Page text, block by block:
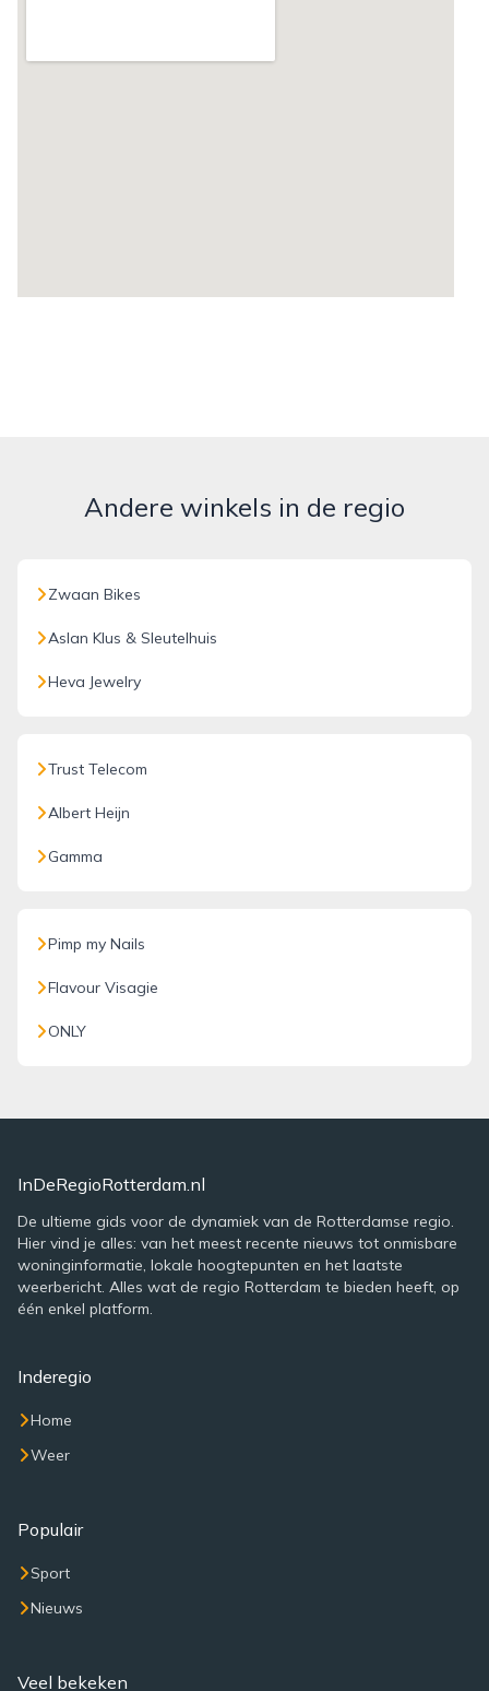
Andere winkels in de regio
Zwaan Bikes
Aslan Klus & Sleutelhuis
Heva Jewelry
Trust Telecom
Albert Heijn
Gamma
Pimp my Nails
Flavour Visagie
ONLY
InDeRegioRotterdam.nl
De ultieme gids voor de dynamiek van de Rotterdamse regio.
Hier vind je alles: van het meest recente nieuws tot onmisbare
woninginformatie, lokale hoogtepunten en het laatste
weerbericht. Alles wat de regio Rotterdam te bieden heeft, op
één enkel platform.
Inderegio
Home
Weer
Populair
Sport
Nieuws
Veel bekeken